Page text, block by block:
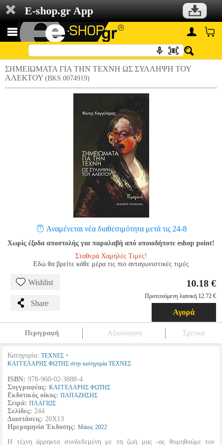
E-shop.gr App
ΣΗΜΕΙΩΜΑΤΑ ΓΙΑ ΤΗΝ ΤΕΧΝΗ ΩΣ ΣΥΛΛΗΨΗ ΤΟΥ
ΑΛΕΚΤΟΥ (BKS.0074919)
Αναμένεται νέα διαθεσιμότητα μετά τις 24-8
Χωρίς έξοδα αποστολής για παραλαβή από οποιοδήποτε eshop point!
Σταθερά Χαμηλές Τιμές!
Εδώ θα βρείτε κάθε μέρα τις πιο ανταγωνιστικές τιμές
Wishlist
Share
10.18 €
Προτεινόμενη λιανική 12.72 €
Αγορά
Περιγραφή Αξιολόγηση Σχετικά
Κατηγορία: ΤΕΧΝΕΣ •
ΚΑΓΓΕΛΑΡΗΣ ΦΩΤΗΣ στην κατηγορία ΤΕΧΝΕΣ
ISBN: 978-960-02-3888-4
Συγγραφέας: ΚΑΓΓΕΛΑΡΗΣ ΦΩΤΗΣ
Εκδοτικός οίκος: ΠΑΠΑΖΗΣΗΣ
Σειρά: ΠΛΑΓΙΩΣ
Σελίδες: 244
Διαστάσεις: 20Χ13
Ημερομηνία Έκδοσης: Μάιος 2022
Η τέχνη άρρηκτα συνδεδεμένη με τη ζωή μας -ας θυμηθούμε τον